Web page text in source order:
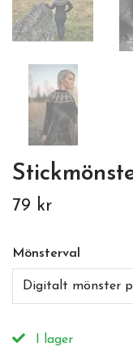
79 kr
Mönsterval
Digitalt mönster
I lager